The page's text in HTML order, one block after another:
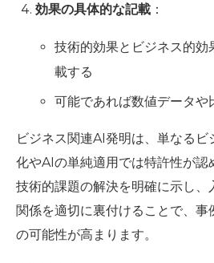
効果の具体的な記載 ：
技術的効果とビジネス的効
載する
可能であれば数値データや
ビジネス関連AI発明は、単なるビ
化やAIの単純適用では特許性が認
技術的課題の解決を明確に示し、
関係を適切に裏付けることで、
の可能性が高まります。